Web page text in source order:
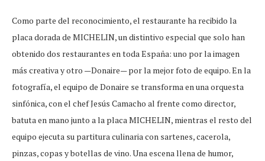
Como parte del reconocimiento, el restaurante ha recibido la
placa dorada de MICHELIN, un distintivo especial que solo han
obtenido dos restaurantes en toda España: uno por la imagen
más creativa y otro —Donaire— por la mejor foto de equipo. En la
fotografía, el equipo de Donaire se transforma en una orquesta
sinfónica, con el chef Jesús Camacho al frente como director,
batuta en mano junto a la placa MICHELIN, mientras el resto del
equipo ejecuta su partitura culinaria con sartenes, cacerola,
pinzas, copas y botellas de vino. Una escena llena de humor,